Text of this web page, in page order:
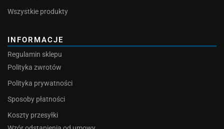
Wszystkie produkty
INFORMACJE
Regulamin sklepu
Polityka zwrotów
Polityka prywatności
Sposoby płatności
Koszty przesyłki